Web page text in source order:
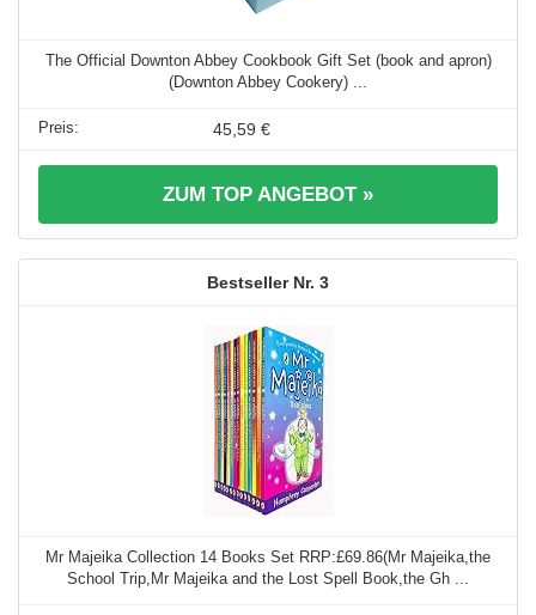
The Official Downton Abbey Cookbook Gift Set (book and apron)
(Downton Abbey Cookery) ...
45,59 €
ZUM TOP ANGEBOT »
3
Mr Majeika Collection 14 Books Set RRP:£69.86(Mr Majeika,the
School Trip,Mr Majeika and the Lost Spell Book,the Gh ...